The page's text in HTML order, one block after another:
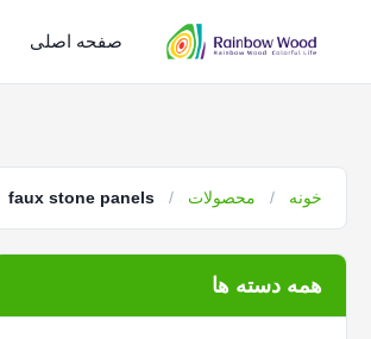
صفحه اصلی
خونه / محصولات /
faux stone panels
همه دسته ها